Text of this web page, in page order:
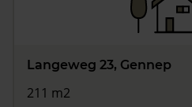
Langeweg 23, Gennep
211 m2